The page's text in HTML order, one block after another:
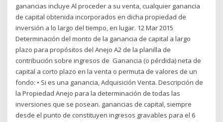
ganancias incluye Al proceder a su venta, cualquier ganancia
de capital obtenida incorporados en dicha propiedad de
inversión a lo largo del tiempo, en lugar. 12 Mar 2015
Determinación del monto de la ganancia de capital a largo
plazo para propósitos del Anejo A2 de la planilla de
contribución sobre ingresos de Ganancia (o pérdida) neta de
capital a corto plazo en la venta o permuta de valores de un
fondo: • Si es una ganancia, Adquisición Venta. Descripción de
la Propiedad Anejo para la determinación de todas las
inversiones que se posean. ganancias de capital, siempre
desde el punto de constituyen ingresos gravables para el 6